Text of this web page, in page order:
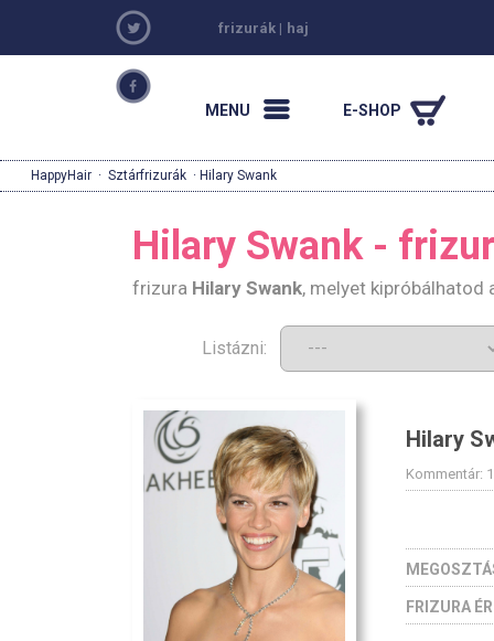
frizurák | haj
MENU E-SHOP
HappyHair · Sztárfrizurák · Hilary Swank
Hilary Swank -
frizura Hilary Swank, melyet kipróbálhatod
Listázni:
Hilary
Kommentár:
FRIZURA